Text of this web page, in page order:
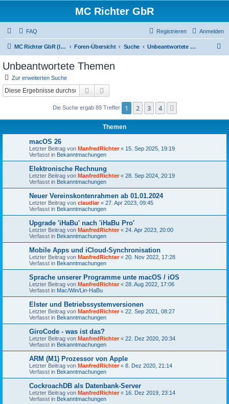
MC Richter GbR
FAQ Anmelden
Registrieren
MC Richter GbR (Impressum / Datenschutz) Foren-Übersicht Suche Unbeantwortete Themen
Unbeantwortete Themen
Zur erweiterten Suche
Suche
Die Suche ergab 89 Treffer 1 2 3 4
Themen
macOS 26
Letzter Beitrag von ManfredRichter« 15. Sep 2025, 19:19
Verfasst in Bekanntmachungen
Elektronische Rechnung
Letzter Beitrag von ManfredRichter« 28. Sep 2024, 20:19
Verfasst in Bekanntmachungen
Neuer Vereinskontenrahmen ab 01.01.2024
Letzter Beitrag von claudiar« 27. Apr 2023, 09:45
Verfasst in Bekanntmachungen
Upgrade 'iHaBu' nach 'iHaBu Pro'
Letzter Beitrag von ManfredRichter« 24. Apr 2023, 20:00
Verfasst in Bekanntmachungen
Mobile Apps und iCloud-Synchronisation
Letzter Beitrag von ManfredRichter« 20. Nov 2022, 17:28
Verfasst in Bekanntmachungen
Sprache unserer Programme unte macOS / iOS
Letzter Beitrag von ManfredRichter« 28. Aug 2022, 17:06
Verfasst in Mac/Win/Lin-HaBu
Elster und Betriebssystemversionen
Letzter Beitrag von ManfredRichter« 22. Sep 2021, 08:27
Verfasst in Bekanntmachungen
GiroCode - was ist das?
Letzter Beitrag von ManfredRichter« 22. Dez 2020, 20:34
Verfasst in Bekanntmachungen
ARM (M1) Prozessor von Apple
Letzter Beitrag von ManfredRichter« 8. Dez 2020, 21:14
Verfasst in Bekanntmachungen
CockroachDB als Datenbank-Server
Letzter Beitrag von ManfredRichter« 16. Dez 2019, 23:14
Verfasst in Bekanntmachungen